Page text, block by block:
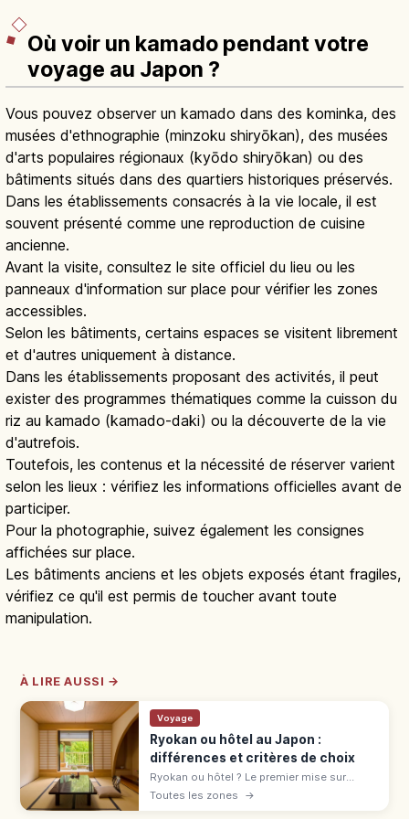
Où voir un kamado pendant votre
voyage au Japon ?
Vous pouvez observer un kamado dans des kominka, des
musées d'ethnographie (minzoku shiryōkan), des musées
d'arts populaires régionaux (kyōdo shiryōkan) ou des
bâtiments situés dans des quartiers historiques préservés.
Dans les établissements consacrés à la vie locale, il est
souvent présenté comme une reproduction de cuisine
ancienne.
Avant la visite, consultez le site officiel du lieu ou les
panneaux d'information sur place pour vérifier les zones
accessibles.
Selon les bâtiments, certains espaces se visitent librement
et d'autres uniquement à distance.
Dans les établissements proposant des activités, il peut
exister des programmes thématiques comme la cuisson du
riz au kamado (kamado-daki) ou la découverte de la vie
d'autrefois.
Toutefois, les contenus et la nécessité de réserver varient
selon les lieux : vérifiez les informations officielles avant de
participer.
Pour la photographie, suivez également les consignes
affichées sur place.
Les bâtiments anciens et les objets exposés étant fragiles,
vérifiez ce qu'il est permis de toucher avant toute
manipulation.
À LIRE AUSSI →
Voyage
Ryokan ou hôtel au Japon :
différences et critères de choix
Ryokan ou hôtel ? Le premier mise sur
l'omotenashi : tatami, onsen, yukata,
Toutes les zones →